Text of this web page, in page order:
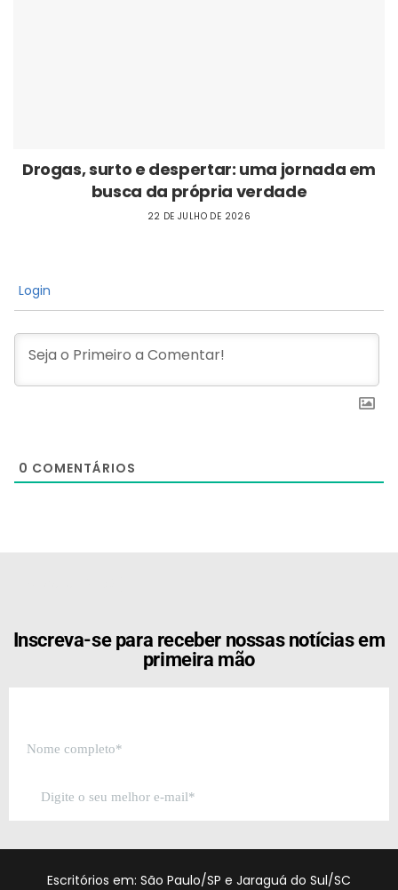
Drogas, surto e despertar: uma jornada em
busca da própria verdade
22 DE JULHO DE 2026
Login
0 COMENTÁRIOS
Inscreva-se para receber nossas notícias em
primeira mão
Escritórios em: São Paulo/SP e Jaraguá do Sul/SC